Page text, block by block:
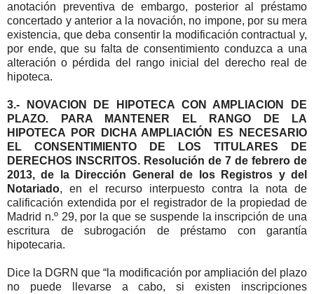
anotación preventiva de embargo, posterior al préstamo
concertado y anterior a la novación, no impone, por su mera
existencia, que deba consentir la modificación contractual y,
por ende, que su falta de consentimiento conduzca a una
alteración o pérdida del rango inicial del derecho real de
hipoteca.
3.- NOVACION DE HIPOTECA CON AMPLIACION DE
PLAZO. PARA MANTENER EL RANGO DE LA
HIPOTECA POR DICHA AMPLIACIÓN ES NECESARIO
EL CONSENTIMIENTO DE LOS TITULARES DE
DERECHOS INSCRITOS. Resolución de 7 de febrero de
2013, de la Dirección General de los Registros y del
Notariado, en el recurso interpuesto contra la nota de
calificación extendida por el registrador de la propiedad de
Madrid n.º 29, por la que se suspende la inscripción de una
escritura de subrogación de préstamo con garantía
hipotecaria.
Dice la DGRN que “la modificación por ampliación del plazo
no puede llevarse a cabo, si existen inscripciones